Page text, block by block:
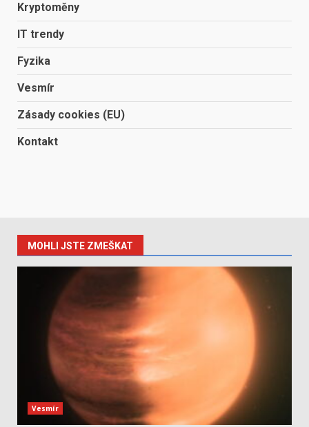
Kryptoměny
IT trendy
Fyzika
Vesmír
Zásady cookies (EU)
Kontakt
MOHLI JSTE ZMEŠKAT
Vesmír